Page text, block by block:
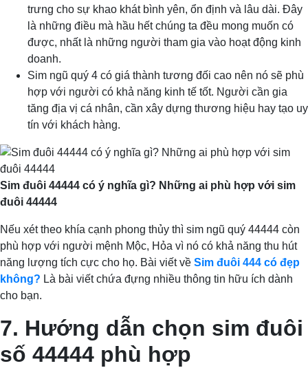
trưng cho sự khao khát bình yên, ổn định và lâu dài. Đây
là những điều mà hầu hết chúng ta đều mong muốn có
được, nhất là những người tham gia vào hoạt động kinh
doanh.
Sim ngũ quý 4 có giá thành tương đối cao nên nó sẽ phù
hợp với người có khả năng kinh tế tốt. Người cần gia
tăng địa vị cá nhân, cần xây dựng thương hiệu hay tạo uy
tín với khách hàng.
Sim đuôi 44444 có ý nghĩa gì? Những ai phù hợp với sim
đuôi 44444
Nếu xét theo khía cạnh phong thủy thì sim ngũ quý 44444 còn
phù hợp với người mệnh Mộc, Hỏa vì nó có khả năng thu hút
năng lượng tích cực cho họ. Bài viết về Sim đuôi 444 có đẹp
không? Là bài viết chứa đựng nhiều thông tin hữu ích dành
cho bạn.
7. Hướng dẫn chọn sim đuôi
số 44444 phù hợp